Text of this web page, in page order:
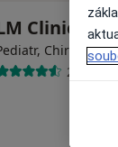
Clinic
Chirurg,
25 názorů